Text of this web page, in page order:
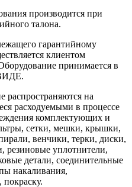
производится при
талона.
гарантийному
клиентом
принимается в
распространяются на
расходуемыми в процессе
комплектующих и
сетки, мешки, крышки,
венчики, терки, диски,
резиновые уплотнители,
детали, соединительные
накаливания,